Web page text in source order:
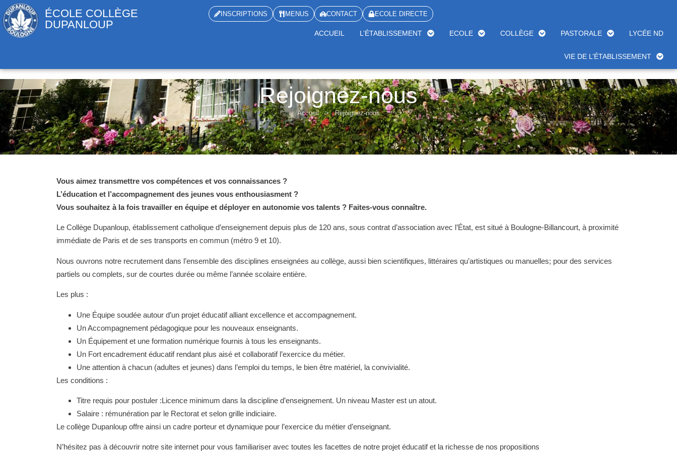
ÉCOLE COLLÈGE
DUPANLOUP
INSCRIPTIONS MENUS CONTACT ECOLE DIRECTE
ACCUEIL L’ÉTABLISSEMENT ECOLE COLLÈGE PASTORALE LYCÉE ND
VIE DE L’ÉTABLISSEMENT
Rejoignez-nous
Accueil>Rejoignez-nous
Vous aimez transmettre vos compétences et vos connaissances ?
L’éducation et l’accompagnement des jeunes vous enthousiasment ?
Vous souhaitez à la fois travailler en équipe et déployer en autonomie vos talents ? Faites-vous connaître.
Le Collège Dupanloup, établissement catholique d’enseignement depuis plus de 120 ans, sous contrat d’association avec l’État, est situé à Boulogne-Billancourt, à proximité
immédiate de Paris et de ses transports en commun (métro 9 et 10).
Nous ouvrons notre recrutement dans l’ensemble des disciplines enseignées au collège, aussi bien scientifiques, littéraires qu’artistiques ou manuelles; pour des services
partiels ou complets, sur de courtes durée ou même l’année scolaire entière.
Les plus :
Une Équipe soudée autour d’un projet éducatif alliant excellence et accompagnement.
Un Accompagnement pédagogique pour les nouveaux enseignants.
Un Équipement et une formation numérique fournis à tous les enseignants.
Un Fort encadrement éducatif rendant plus aisé et collaboratif l’exercice du métier.
Une attention à chacun (adultes et jeunes) dans l’emploi du temps, le bien être matériel, la convivialité.
Les conditions :
Titre requis pour postuler :Licence minimum dans la discipline d’enseignement. Un niveau Master est un atout.
Salaire : rémunération par le Rectorat et selon grille indiciaire.
Le collège Dupanloup offre ainsi un cadre porteur et dynamique pour l’exercice du métier d’enseignant.
N’hésitez pas à découvrir notre site internet pour vous familiariser avec toutes les facettes de notre projet éducatif et la richesse de nos propositions